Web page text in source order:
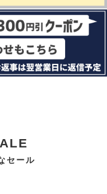
セール